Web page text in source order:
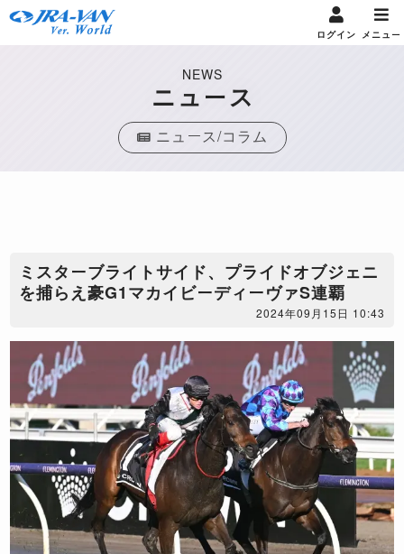
ログイン メニュー
NEWS
ニュース
ニュース/コラム
ミスターブライトサイド、プライドオブジェニ
を捕らえ豪G1マカイビーディーヴァS連覇
2024年09月15日 10:43